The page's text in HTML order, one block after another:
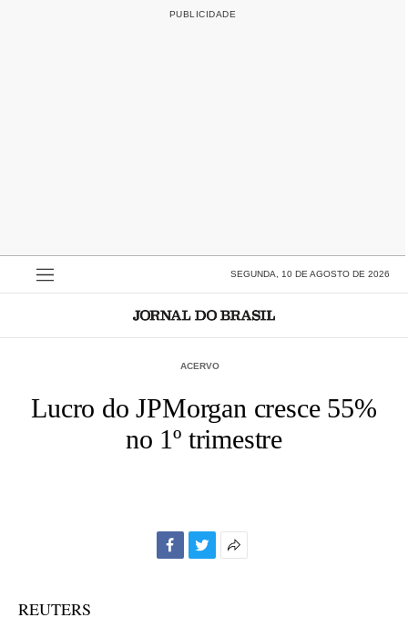
SEGUNDA, 10 DE AGOSTO DE 2026
ACERVO
Lucro do JPMorgan cresce 55%
no 1º trimestre
REUTERS